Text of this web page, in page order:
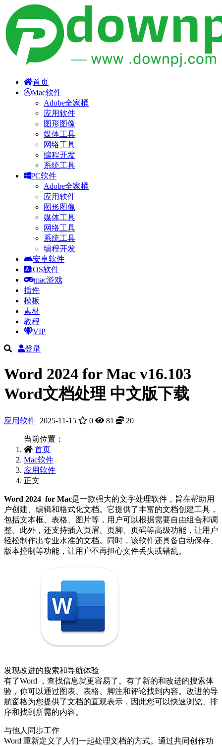
首页
Mac软件
Adobe全家桶
应用软件
图形图像
媒体工具
网络工具
编程开发
系统工具
PC软件
Adobe全家桶
应用软件
图形图像
媒体工具
网络工具
系统工具
编程开发
安卓软件
iOS软件
mac游戏
插件
模板
素材
教程
VIP
登录
Word 2024 for Mac v16.103
Word文档处理 中文版下载
应用软件 2025-11-15 0 81 20
当前位置：
首页
Mac软件
应用软件
正文
Word 2024 for Mac是一款强大的文字处理软件，旨在帮助用
户创建、编辑和格式化文档。它提供了丰富的文档创建工具，
包括文本框、表格、图片等，用户可以根据需要自由组合和调
整。此外，还支持插入页眉、页脚、页码等高级功能，让用户
轻松制作出专业水准的文档。同时，该软件还具备自动保存、
版本控制等功能，让用户不再担心文件丢失或错乱。
发现改进的搜索和导航体验
有了Word ，查找信息就更容易了。有了新的和改进的搜索体
验，你可以通过图表、表格、脚注和评论找到内容。改进的导
航窗格为您提供了文档的直观表示，因此您可以快速浏览、排
序和找到所需的内容。
与他人同步工作
Word 重新定义了人们一起处理文档的方式。通过共同创作功